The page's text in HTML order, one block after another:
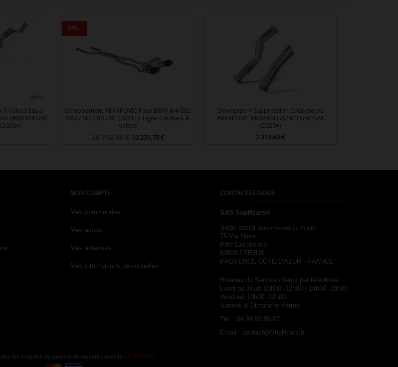
Valves Equal
BMW M4 G82
Echappement AKRAPOVIC Pour BMW M4 G82
G83 / M3 G80 G81 (2021+)- Ligne Cat-Back À
Valves
Prix
10 233,78 €
-5%
Downpipe + Suppression Catalyseurs
AKRAPOVIC BMW M4 G82 M3 G80 G81
(2020+)
Prix
2 313,60 €
MON COMPTE
Mes commandes
Mes avoirs
Mes adresses
Mes informations personnelles
CONTACTEZ-NOUS
SAS SupRcars®
Siège social
(Aucun Accueil du Public)
76 Via Nova
Pôle Excellence
83600 FREJUS
PROVENCE CÔTE D'AZUR - FRANCE
Horaires du Service clients par téléphone:
Lundi au Jeudi 10h00 -12h00 / 14h00 -18h00
Vendredi 10h00 -12h00
Samedi & Dimanche Fermé
Tél. : 04.94.55.96.07
Email : contact@SupRcars.fr
les moyens de paiements suivants avec le 3D SECURE :